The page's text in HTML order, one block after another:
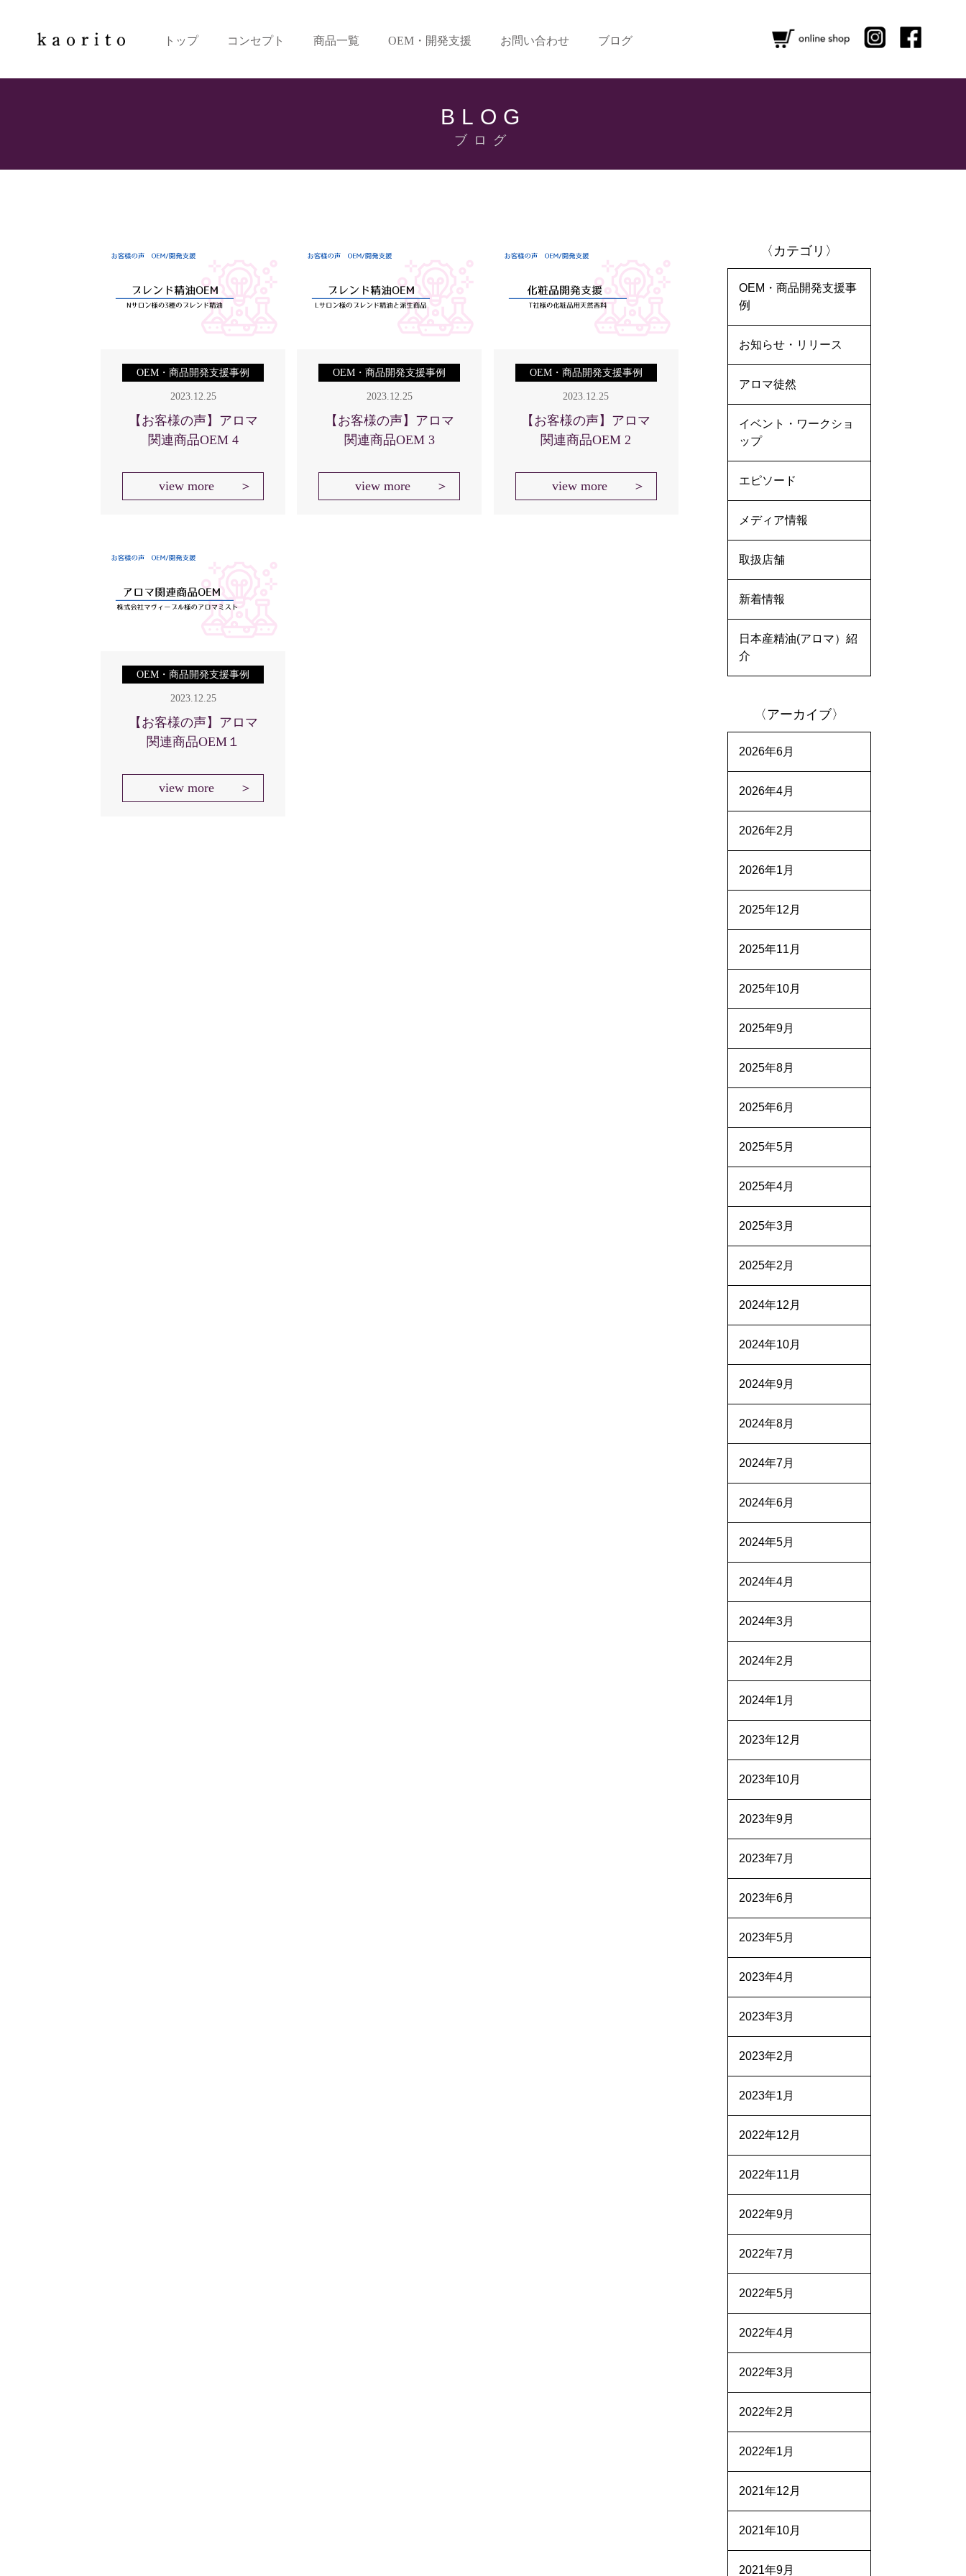
トップ コンセプト 商品一覧 OEM・開発支援 お問い合わせ ブログ
BLOG
ブログ
OEM・商品開発支援事例
2023.12.25
【お客様の声】アロマ
関連商品OEM 4
view more
OEM・商品開発支援事例
2023.12.25
【お客様の声】アロマ
関連商品OEM 3
view more
OEM・商品開発支援事例
2023.12.25
【お客様の声】アロマ
関連商品OEM 2
view more
OEM・商品開発支援事例
2023.12.25
【お客様の声】アロマ
関連商品OEM１
view more
〈カテゴリ〉
OEM・商品開発支援事
例
お知らせ・リリース
アロマ徒然
イベント・ワークショ
ップ
エピソード
メディア情報
取扱店舗
新着情報
日本産精油(アロマ）紹
介
〈アーカイブ〉
2026年6月
2026年4月
2026年2月
2026年1月
2025年12月
2025年11月
2025年10月
2025年9月
2025年8月
2025年6月
2025年5月
2025年4月
2025年3月
2025年2月
2024年12月
2024年10月
2024年9月
2024年8月
2024年7月
2024年6月
2024年5月
2024年4月
2024年3月
2024年2月
2024年1月
2023年12月
2023年10月
2023年9月
2023年7月
2023年6月
2023年5月
2023年4月
2023年3月
2023年2月
2023年1月
2022年12月
2022年11月
2022年9月
2022年7月
2022年5月
2022年4月
2022年3月
2022年2月
2022年1月
2021年12月
2021年10月
2021年9月